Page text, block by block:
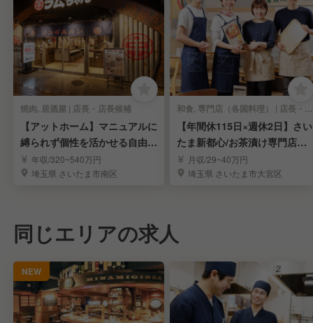
焼肉, 居酒屋 | 店長・店長候補
【アットホーム】マニュアルに
縛られず個性を活かせる自由な
接客スタイル♪
年収/320~540万円
埼玉県 さいたま市南区
和食, 専門店（各国料理） | 店長・店長候補
【年間休115日×週休2日】さい
たま新都心/お茶漬け専門店で
店長候補を募集
月収/29~40万円
埼玉県 さいたま市大宮区
同じエリアの求人
NEW